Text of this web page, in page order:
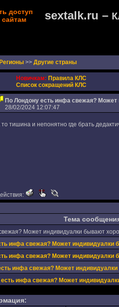
доступ
sextalk.ru –
>> Другие страны
Новичкам: Правила КЛС
Список сокращений КЛС
По Лондону есть инфа свежая?
28/02/2024 12:07:47
тишина и непонятно где брать
Тема
Может индивидуалки бывают
инфа свежая? Может индивидуалки
инфа свежая? Может индивидуалки
инфа свежая? Может
есть инфа свежая? Может